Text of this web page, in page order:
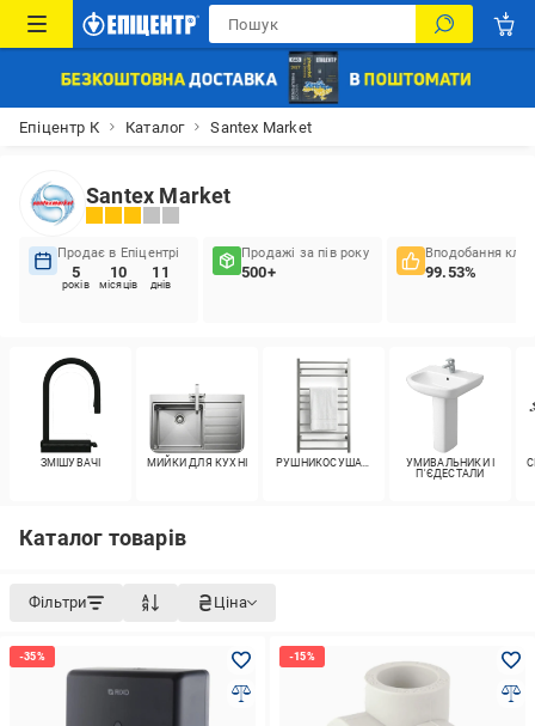
Епіцентр К Каталог Santex Market
Santex Market
Продає в Епіцентрі
5
років
10
місяців
11
днів
Продажі за пів року
500+
Вподобання
99.53%
ЗМІШУВАЧІ МИЙКИ ДЛЯ КУХНІ РУШНИКОСУШАРКИ
УМИВАЛЬНИКИ І
П'ЄДЕСТАЛИ
Каталог товарів
Фільтри Ціна